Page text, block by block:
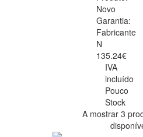
Novo
Garantia:
Fabricante
N
135.24€
IVA
incluído
Pouco
Stock
A mostrar 3